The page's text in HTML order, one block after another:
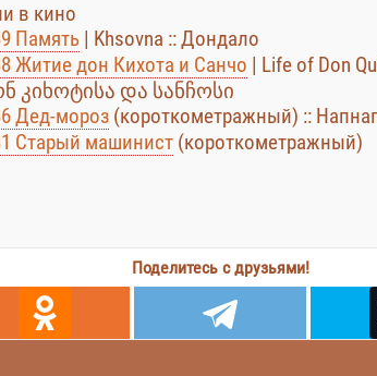
в кино
Память | Khsovna :: Дондало
Житие дон Кихота и Санчо | Life of Don
კიხოტისა და სანჩოსი
Дед-мороз (короткометражный) ::
Старый машинист (короткометражный)
Поделитесь с друзьями!